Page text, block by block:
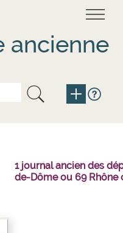
ancienne
1 journal ancien des
de-Dôme ou 69 Rhône